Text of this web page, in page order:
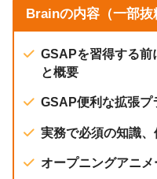
Brainの内容（一部抜
GSAPを習得する前
と概要
GSAP便利な拡張プ
実務で必須の知識
オープニングアニ